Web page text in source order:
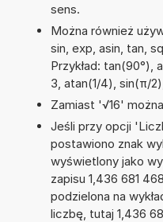
sens.
Można również
sin, exp, asin, tan,
Przykład: tan(90°),
3, atan(1/4), sin(π/
Zamiast '√16'
Jeśli przy opcji
postawiono znak
wyświetlony jako
zapisu 1,436 681
podzielona na
liczbę, tutaj 1,436